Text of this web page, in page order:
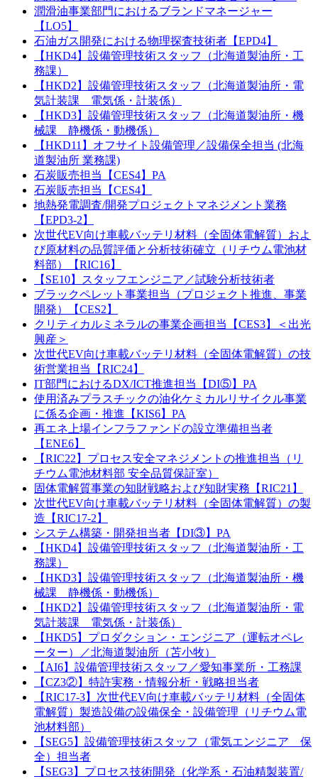
潤滑油事業部門におけるブランドマネージャー
【LO5】
石油ガス開発における物理探査技術者【EPD4】
【HKD4】設備管理技術スタッフ（北海道製油所・工
務課）
【HKD2】設備管理技術スタッフ（北海道製油所・電
気計装課 電気係・計装係）
【HKD3】設備管理技術スタッフ（北海道製油所・機
械課 静機係・動機係）
【HKD11】オフサイト設備管理／設備保全担当 (北海
道製油所 業務課)
石炭販売担当【CES4】PA
石炭販売担当【CES4】
地熱発電調査/開発プロジェクトマネジメント業務
【EPD3-2】
次世代EV向け車載バッテリ材料（全固体電解質）およ
び原材料の品質評価と分析技術確立（リチウム電池材
料部）【RIC16】
【SE10】スタッフエンジニア／試験分析技術者
ブラックペレット事業担当（プロジェクト推進、事業
開発）【CES2】
クリティカルミネラルの事業企画担当【CES3】＜出光
興産＞
次世代EV向け車載バッテリ材料（全固体電解質）の技
術営業担当【RIC24】
IT部門におけるDX/ICT推進担当【DI⑤】PA
使用済みプラスチックの油化ケミカルリサイクル事業
に係る企画・推進【KIS6】PA
再エネ上場インフラファンドの設立準備担当者
【ENE6】
【RIC22】プロセス安全マネジメントの推進担当（リ
チウム電池材料部 安全品質保証室）
固体電解質事業の知財戦略および知財実務【RIC21】
次世代EV向け車載バッテリ材料（全固体電解質）の製
造【RIC17-2】
システム構築・開発担当者【DI③】PA
【HKD4】設備管理技術スタッフ（北海道製油所・工
務課）
【HKD3】設備管理技術スタッフ（北海道製油所・機
械課 静機係・動機係）
【HKD2】設備管理技術スタッフ（北海道製油所・電
気計装課 電気係・計装係）
【HKD5】プロダクション・エンジニア（運転オペレ
ーター）／北海道製油所（苫小牧）
【AI6】設備管理技術スタッフ／愛知事業所・工務課
【CZ3②】特許実務・情報分析・戦略担当者
【RIC17-3】次世代EV向け車載バッテリ材料（全固体
電解質）製造設備の設備保全・設備管理（リチウム電
池材料部）
【SEG5】設備管理技術スタッフ（電気エンジニア 保
全）担当者
【SEG3】プロセス技術開発（化学系・石油精製装置/